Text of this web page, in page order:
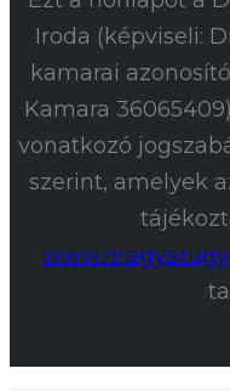
Iroda (képviseli:
kamarai
Kamara
vonatkozó
szerint, amelyek